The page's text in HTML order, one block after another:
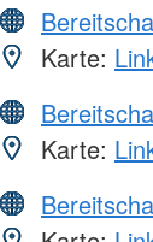
Karte:
Karte: